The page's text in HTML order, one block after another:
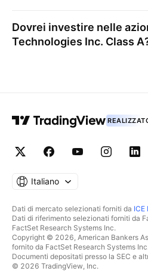
Dovrei investire nelle
Technologies Inc. Class A
Italiano
Dati di mercato selezionati forniti da ICE
Dati di riferimento selezionati forniti da
FactSet Research Systems Inc.
Copyright © 2026, American Bankers
fornito da FactSet Research Systems
Documenti depositati presso la SEC e
© 2026 TradingView, Inc.